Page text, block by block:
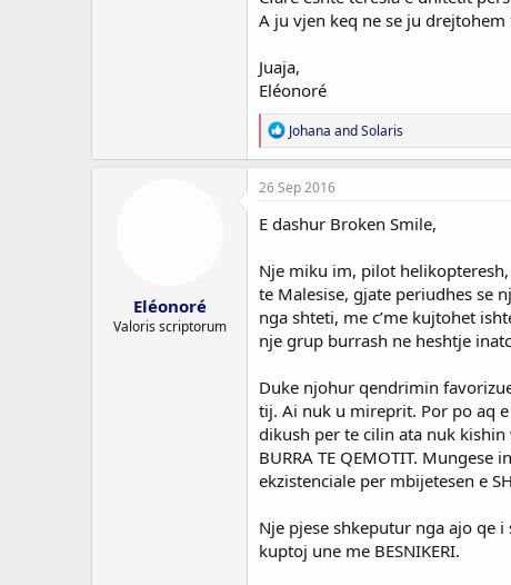
A ju vjen keq ne se ju
Juaja,
Eléonoré
R
e
a
c
i
o
s
:
Johana andSolaris
Eléonoré
Valoris scriptorum
26 Sep 2016
E dashur Broken Smile,
Nje miku im, pilot
te Malesise, gjate periudhes se
nga shteti, me c’me kujtohet
nje grup burrash ne heshtje
Duke njohur qendrimin
tij. Ai nuk u mireprit. Por po aq e
dikush per te cilin ata nuk
BURRA TE QEMOTIT. Mungese
ekzistenciale per mbijetesen e
Nje pjese shkeputur nga ajo qe
kuptoj une me BESNIKERI.